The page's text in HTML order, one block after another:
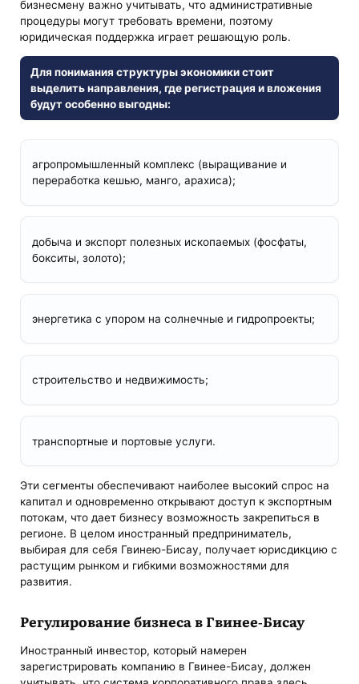
бизнесмену важно учитывать, что административные
процедуры могут требовать времени, поэтому
юридическая поддержка играет решающую роль.
Для понимания структуры экономики стоит
выделить направления, где регистрация и вложения
будут особенно выгодны:
агропромышленный комплекс (выращивание и
переработка кешью, манго, арахиса);
добыча и экспорт полезных ископаемых (фосфаты,
бокситы, золото);
энергетика с упором на солнечные и гидропроекты;
строительство и недвижимость;
транспортные и портовые услуги.
Эти сегменты обеспечивают наиболее высокий спрос на
капитал и одновременно открывают доступ к экспортным
потокам, что дает бизнесу возможность закрепиться в
регионе. В целом иностранный предприниматель,
выбирая для себя Гвинею-Бисау, получает юрисдикцию с
растущим рынком и гибкими возможностями для
развития.
Регулирование бизнеса в Гвинее-Бисау
Иностранный инвестор, который намерен
зарегистрировать компанию в Гвинее-Бисау, должен